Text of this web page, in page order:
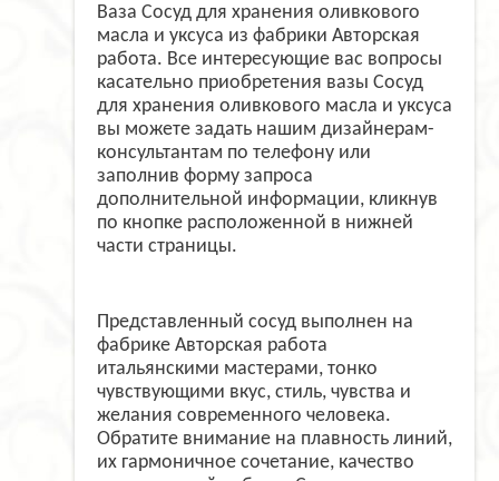
Ваза Сосуд для хранения оливкового
масла и уксуса из фабрики Авторская
работа. Все интересующие вас вопросы
касательно приобретения вазы Сосуд
для хранения оливкового масла и уксуса
вы можете задать нашим дизайнерам-
консультантам по телефону или
заполнив форму запроса
дополнительной информации, кликнув
по кнопке расположенной в нижней
части страницы.
Представленный сосуд выполнен на
фабрике Авторская работа
итальянскими мастерами, тонко
чувствующими вкус, стиль, чувства и
желания современного человека.
Обратите внимание на плавность линий,
их гармоничное сочетание, качество